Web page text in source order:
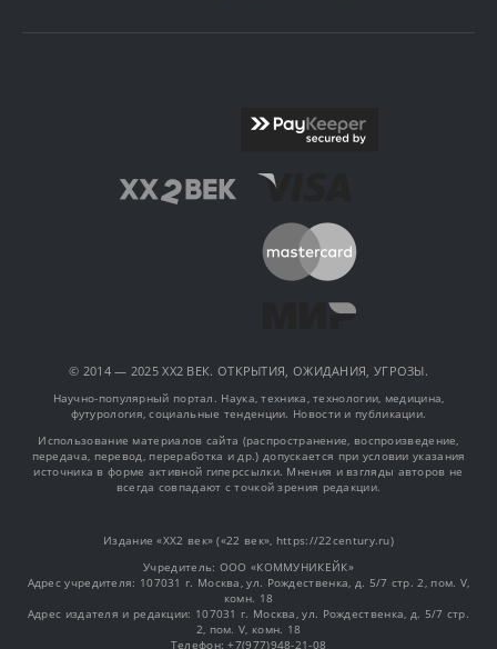
© 2014 — 2025 XX2 ВЕК. ОТКРЫТИЯ, ОЖИДАНИЯ, УГРОЗЫ.
Научно-популярный портал. Наука, техника, технологии, медицина,
футурология, социальные тенденции. Новости и публикации.
Использование материалов сайта (распространение, воспроизведение,
передача, перевод, переработка и др.) допускается при условии указания
источника в форме активной гиперссылки. Мнения и взгляды авторов не
всегда совпадают с точкой зрения редакции.
Издание «XX2 век» («22 век», https://22century.ru)
Учредитель: OOO «КОММУНИКЕЙК»
Адрес учредителя: 107031 г. Москва, ул. Рождественка, д. 5/7 стр. 2, пом. V,
комн. 18
Адрес издателя и редакции: 107031 г. Москва, ул. Рождественка, д. 5/7 стр.
2, пом. V, комн. 18
Телефон: +7(977)948-21-08